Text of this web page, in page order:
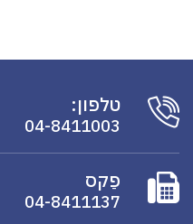
טלפון:
04-8411003
פַקס
04-8411137